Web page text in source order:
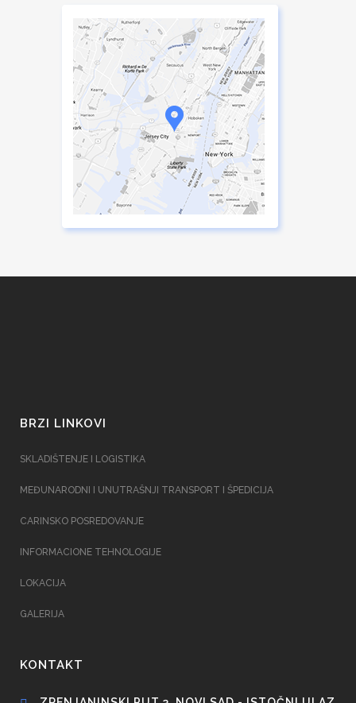
BRZI LINKOVI
SKLADIŠTENJE I LOGISTIKA
MEĐUNARODNI I UNUTRAŠNJI TRANSPORT I ŠPEDICIJA
CARINSKO POSREDOVANJE
INFORMACIONE TEHNOLOGIJE
LOKACIJA
GALERIJA
KONTAKT